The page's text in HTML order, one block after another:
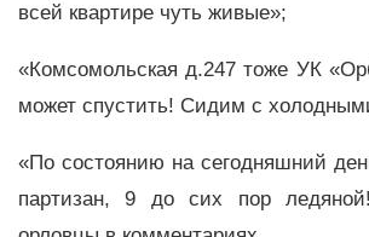
всей квартире чуть живые»;
«Комсомольская д.247 тоже УК
может спустить! Сидим с
«По состоянию на сегодняшний
партизан, 9 до сих пор